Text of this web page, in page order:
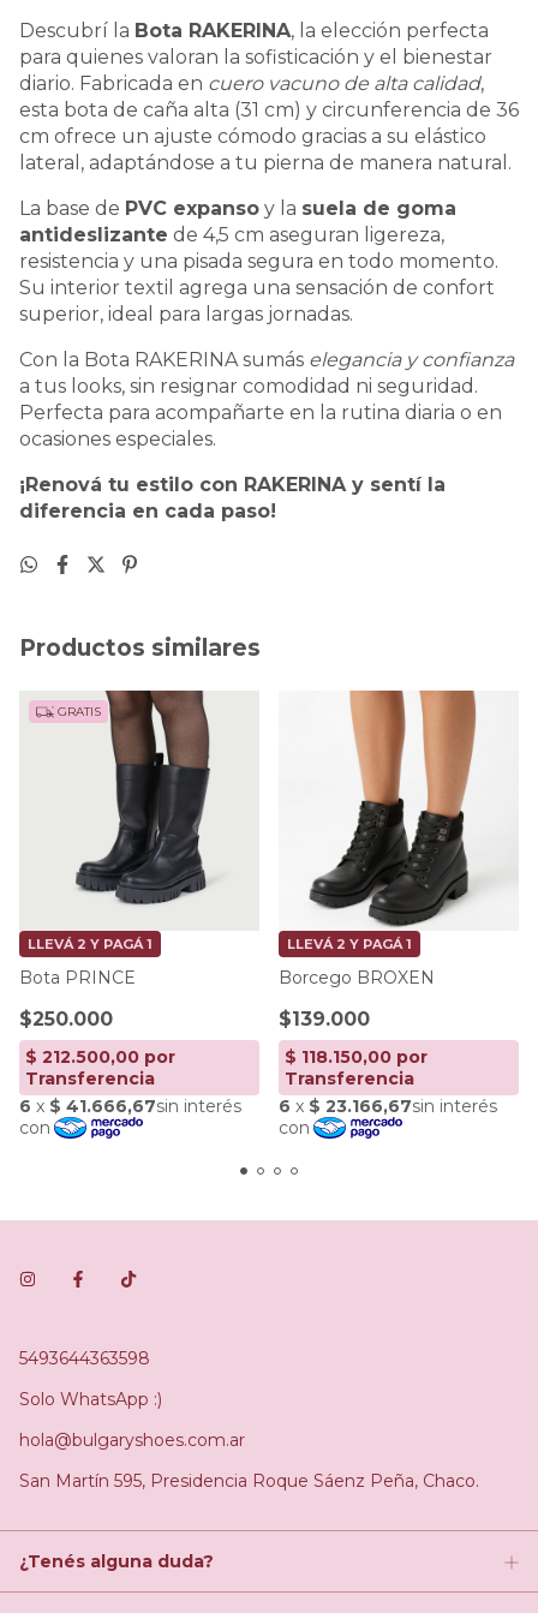
Descubrí la Bota RAKERINA, la elección perfecta
para quienes valoran la sofisticación y el bienestar
diario. Fabricada en cuero vacuno de alta calidad,
esta bota de caña alta (31 cm) y circunferencia de 36
cm ofrece un ajuste cómodo gracias a su elástico
lateral, adaptándose a tu pierna de manera natural.
La base de PVC expanso y la suela de goma
antideslizante de 4,5 cm aseguran ligereza,
resistencia y una pisada segura en todo momento.
Su interior textil agrega una sensación de confort
superior, ideal para largas jornadas.
Con la Bota RAKERINA sumás elegancia y confianza
a tus looks, sin resignar comodidad ni seguridad.
Perfecta para acompañarte en la rutina diaria o en
ocasiones especiales.
¡Renová tu estilo con RAKERINA y sentí la
diferencia en cada paso!
Productos similares
GRATIS
Bota PRINCE
$250.000
LLEVÁ 2 Y PAGÁ 1
Borcego BROXEN
$139.000
LLEVÁ 2 Y PAGÁ 1
5493644363598
Solo WhatsApp :)
hola@bulgaryshoes.com.ar
San Martín 595, Presidencia Roque Sáenz Peña, Chaco.
¿Tenés alguna duda?